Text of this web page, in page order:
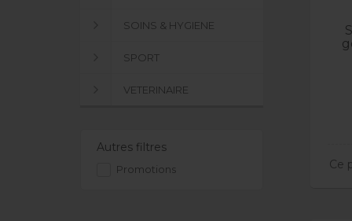
SOINS & HYGIENE
SPORT
VETERINAIRE
Autres filtres
Promotions Ce